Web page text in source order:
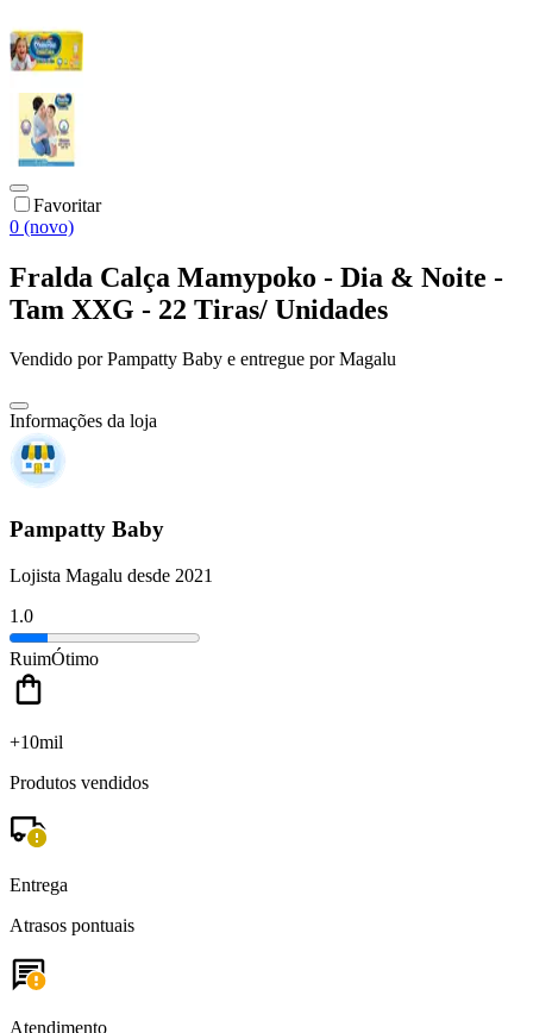
Favoritar
0 (novo)
Fralda Calça Mamypoko - Dia & Noite -
Tam XXG - 22 Tiras/ Unidades
Vendido porPampatty Baby e entregue por Magalu
Informações da loja
Pampatty Baby
Lojista Magalu desde 2021
1.0
RuimÓtimo
+10mil
Produtos vendidos
Entrega
Atrasos pontuais
Atendimento